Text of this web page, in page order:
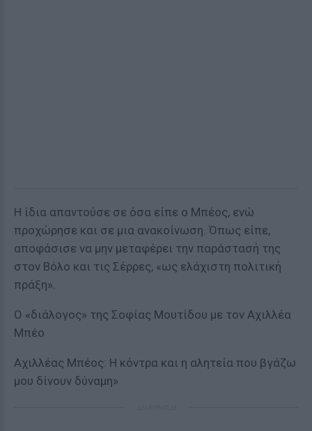
Η ίδια απαντούσε σε όσα είπε ο Μπέος, ενώ
προχώρησε και σε μια ανακοίνωση. Όπως είπε,
αποφάσισε να μην μεταφέρει την παράστασή της
στον Βόλο και τις Σέρρες, «ως ελάχιστη πολιτική
πράξη».
Ο «διάλογος» της Σοφίας Μουτίδου με τον Αχιλλέα
Μπέο
Αχιλλέας Μπέος: Η κόντρα και η αλητεία που βγάζω
μου δίνουν δύναμη»